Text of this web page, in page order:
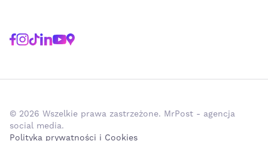
© 2026 Wszelkie prawa zastrzeżone. MrPost - agencja
social media.
Polityka prywatności i Cookies